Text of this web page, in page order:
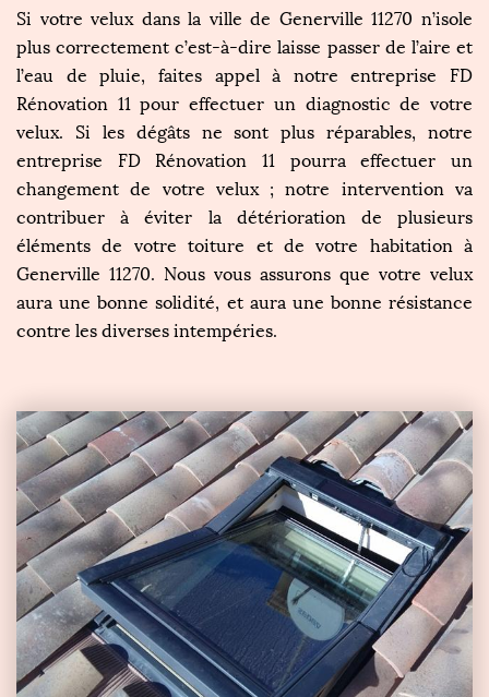
Si votre velux dans la ville de Generville 11270 n’isole
plus correctement c’est-à-dire laisse passer de l’aire et
l’eau de pluie, faites appel à notre entreprise FD
Rénovation 11 pour effectuer un diagnostic de votre
velux. Si les dégâts ne sont plus réparables, notre
entreprise FD Rénovation 11 pourra effectuer un
changement de votre velux ; notre intervention va
contribuer à éviter la détérioration de plusieurs
éléments de votre toiture et de votre habitation à
Generville 11270. Nous vous assurons que votre velux
aura une bonne solidité, et aura une bonne résistance
contre les diverses intempéries.